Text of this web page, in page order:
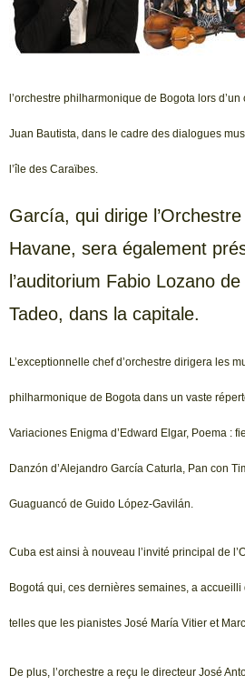
l’orchestre philharmonique de Bogota lors
Juan Bautista, dans le cadre des dialogues
l’île des Caraïbes.
García, qui dirige
Havane, sera également
l’auditorium Fabio Lozano
Tadeo, dans la capitale.
L’exceptionnelle chef d’orchestre dirigera les
philharmonique de Bogota dans un vaste
Variaciones Enigma d’Edward Elgar, Poema :
Danzón d’Alejandro García Caturla, Pan con
Guaguancó de Guido López-Gavilán.
Cuba est ainsi à nouveau l’invité principal de
Bogotá qui, ces dernières semaines, a
telles que les pianistes José María Vitier et
De plus, l’orchestre a reçu le directeur José